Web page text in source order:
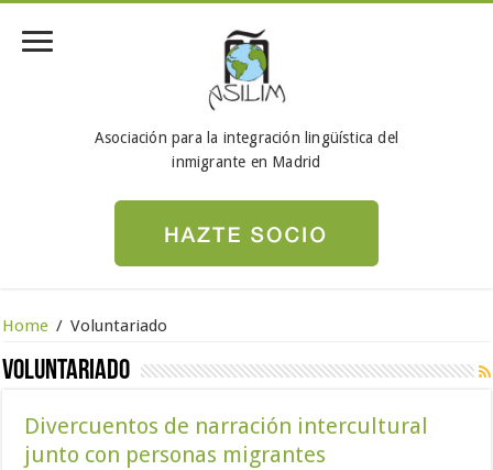
Asociación para la integración lingüística del
inmigrante en Madrid
Home / Voluntariado
Voluntariado
Divercuentos de narración intercultural
junto con personas migrantes